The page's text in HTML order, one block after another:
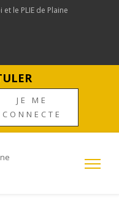
le PLIE de Plaine
JE ME
CONNECTE